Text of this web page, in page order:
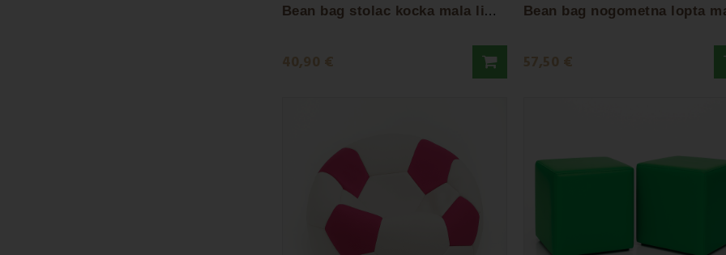
B
ean bag stolac kocka mala limeta EMI
40,90 € 57,50 €